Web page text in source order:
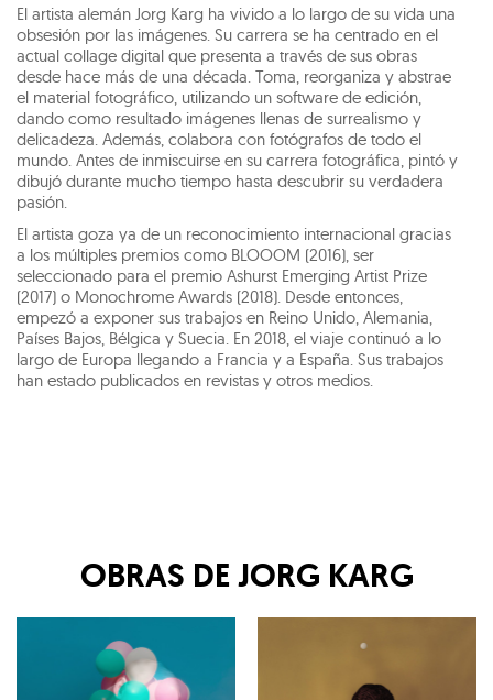
El artista alemán Jorg Karg ha vivido a lo largo de su vida una
obsesión por las imágenes. Su carrera se ha centrado en el
actual collage digital que presenta a través de sus obras
desde hace más de una década. Toma, reorganiza y abstrae
el material fotográfico, utilizando un software de edición,
dando como resultado imágenes llenas de surrealismo y
delicadeza. Además, colabora con fotógrafos de todo el
mundo. Antes de inmiscuirse en su carrera fotográfica, pintó y
dibujó durante mucho tiempo hasta descubrir su verdadera
pasión.
El artista goza ya de un reconocimiento internacional gracias
a los múltiples premios como BLOOOM (2016), ser
seleccionado para el premio Ashurst Emerging Artist Prize
(2017) o Monochrome Awards (2018). Desde entonces,
empezó a exponer sus trabajos en Reino Unido, Alemania,
Países Bajos, Bélgica y Suecia. En 2018, el viaje continuó a lo
largo de Europa llegando a Francia y a España. Sus trabajos
han estado publicados en revistas y otros medios.
OBRAS DE JORG KARG